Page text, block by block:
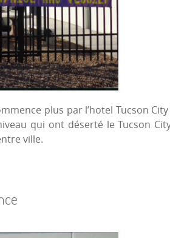
plus par l’hotel Tucson
qui ont déserté le Tucson
ville.